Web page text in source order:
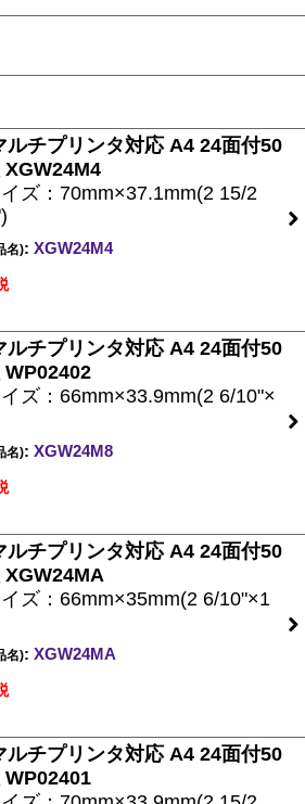
ルチプリンタ対応 A4 24面付50
ズ：70mm×37.1mm(2 15/2
名): XGW24M4
ルチプリンタ対応 A4 24面付50
WP02402
ズ：66mm×33.9mm(2 6/10"×
名): XGW24M8
ルチプリンタ対応 A4 24面付50
XGW24MA
ズ：66mm×35mm(2 6/10"×1
名): XGW24MA
ルチプリンタ対応 A4 24面付50
WP02401